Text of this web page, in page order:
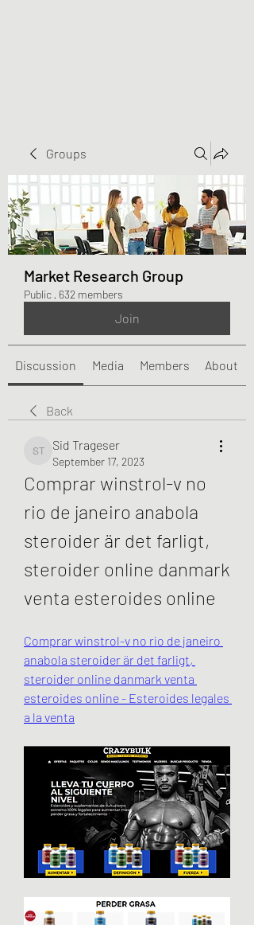
Groups
Market Research Group
Public · 632 members
Join
Discussion Media Members About
Back
Sid Trageser
Sid Trageser
September 17, 2023
Comprar winstrol-v no
rio de janeiro anabola
steroider är det farligt,
steroider online danmark
venta esteroides online
Comprar winstrol-v no rio de janeiro
anabola steroider är det farligt,
steroider online danmark venta
esteroides online - Esteroides legales
a la venta